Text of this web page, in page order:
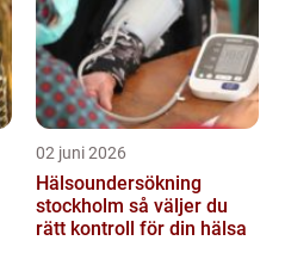
02 juni 2026
Hälsoundersökning
stockholm så väljer du
rätt kontroll för din hälsa